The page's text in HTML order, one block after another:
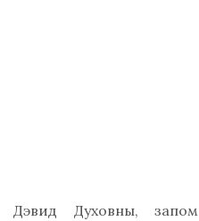
Дэвид Духовны,